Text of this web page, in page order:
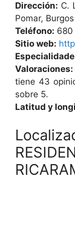
Dirección: C.
Pomar, Burgos
Teléfono: 680
Sitio web:
Valoraciones:
tiene 43
sobre 5.
Latitud y